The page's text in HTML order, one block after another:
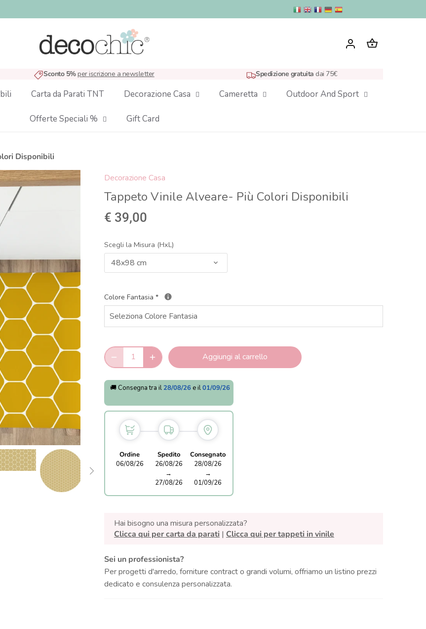
Sconto 5%per iscrizione a newsletter Spedizione gratuita dai 75€
Carta da Parati TNT Decorazione Casa Cameretta Outdoor And Sport
Offerte Speciali % Gift Card
Disponibili
Decorazione Casa
Tappeto Vinile Alveare- Più Colori Disponibili
€ 39,00
Scegli la Misura (HxL)
48x98 cm
Colore Fantasia *
Aggiungi al carrello
🚚 Consegna tra il 28/08/26 e il01/09/26
Ordine
06/08/26
Spedito
26/08/26
→
27/08/26
Consegnato
28/08/26
→
01/09/26
Hai bisogno una misura personalizzata?
Clicca qui per carta da parati | Clicca qui per tappeti in vinile
Sei un professionista?
Per progetti d'arredo, forniture contract o grandi volumi, offriamo un listino prezzi
dedicato e consulenza personalizzata.